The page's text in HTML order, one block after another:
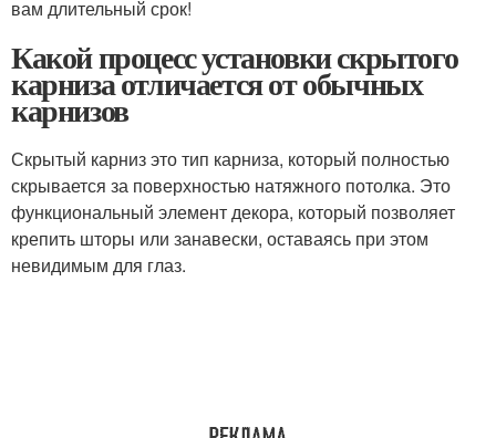
вам длительный срок!
Какой процесс установки скрытого
карниза отличается от обычных
карнизов
Скрытый карниз это тип карниза, который полностью
скрывается за поверхностью натяжного потолка. Это
функциональный элемент декора, который позволяет
крепить шторы или занавески, оставаясь при этом
невидимым для глаз.